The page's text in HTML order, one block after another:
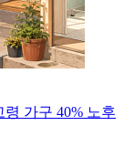
가구 40% 노후